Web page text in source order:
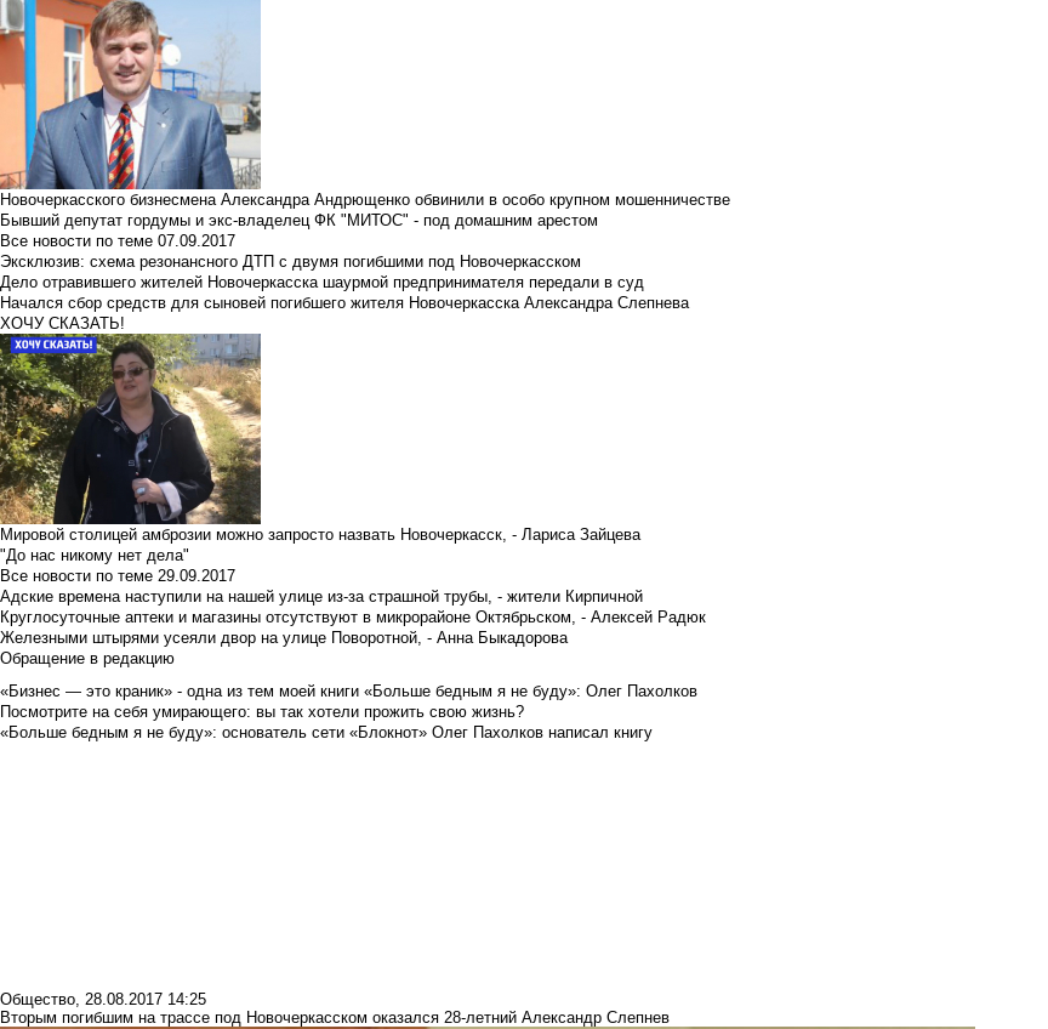
Новочеркасского бизнесмена Александра Андрющенко обвинили в особо крупном мошенничестве
Бывший депутат гордумы и экс-владелец ФК "МИТОС" - под домашним арестом
Все новости по теме 07.09.2017
Эксклюзив: схема резонансного ДТП с двумя погибшими под Новочеркасском
Дело отравившего жителей Новочеркасска шаурмой предпринимателя передали в суд
Начался сбор средств для сыновей погибшего жителя Новочеркасска Александра Слепнева
ХОЧУ СКАЗАТЬ!
Мировой столицей амброзии можно запросто назвать Новочеркасск, - Лариса Зайцева
"До нас никому нет дела"
Все новости по теме 29.09.2017
Адские времена наступили на нашей улице из-за страшной трубы, - жители Кирпичной
Круглосуточные аптеки и магазины отсутствуют в микрорайоне Октябрьском, - Алексей Радюк
Железными штырями усеяли двор на улице Поворотной, - Анна Быкадорова
Обращение в редакцию
«Бизнес — это краник» - одна из тем моей книги «Больше бедным я не буду»: Олег Пахолков
Посмотрите на себя умирающего: вы так хотели прожить свою жизнь?
«Больше бедным я не буду»: основатель сети «Блокнот» Олег Пахолков написал книгу
Общество, 28.08.2017 14:25
Вторым погибшим на трассе под Новочеркасском оказался 28-летний Александр Слепнев